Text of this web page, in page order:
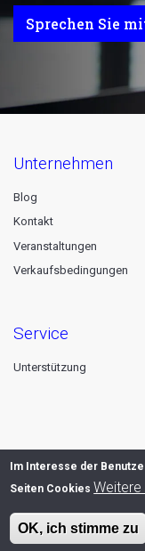
Sprechen Sie
unternehmen
Blog
Kontakt
Veranstaltungen
Verkaufsbedingungen
service
Unterstützung
© 2026 Dataline
Im Interesse der
Seiten Cookies
OK, ich stimme zu